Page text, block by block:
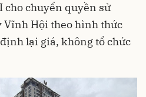
cho chuyển quyền sử
Vĩnh Hội theo hình thức
lại giá, không tổ chức